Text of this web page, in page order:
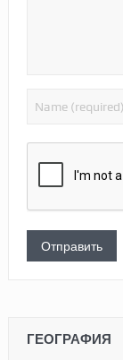
ГЕОГРАФИЯ